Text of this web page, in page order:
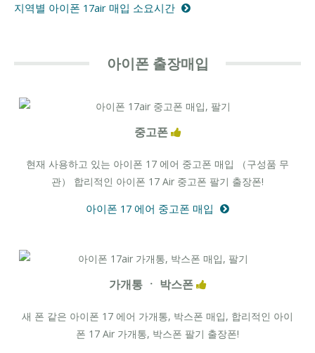
지역별 아이폰 17air 매입 소요시간
아이폰 출장매입
중고폰
현재 사용하고 있는 아이폰 17 에어 중고폰 매입 （구성품 무
관） 합리적인 아이폰 17 Air 중고폰 팔기 출장폰!
아이폰 17 에어 중고폰 매입
가개통 ㆍ 박스폰
새 폰 같은 아이폰 17 에어 가개통, 박스폰 매입, 합리적인 아이
폰 17 Air 가개통, 박스폰 팔기 출장폰!